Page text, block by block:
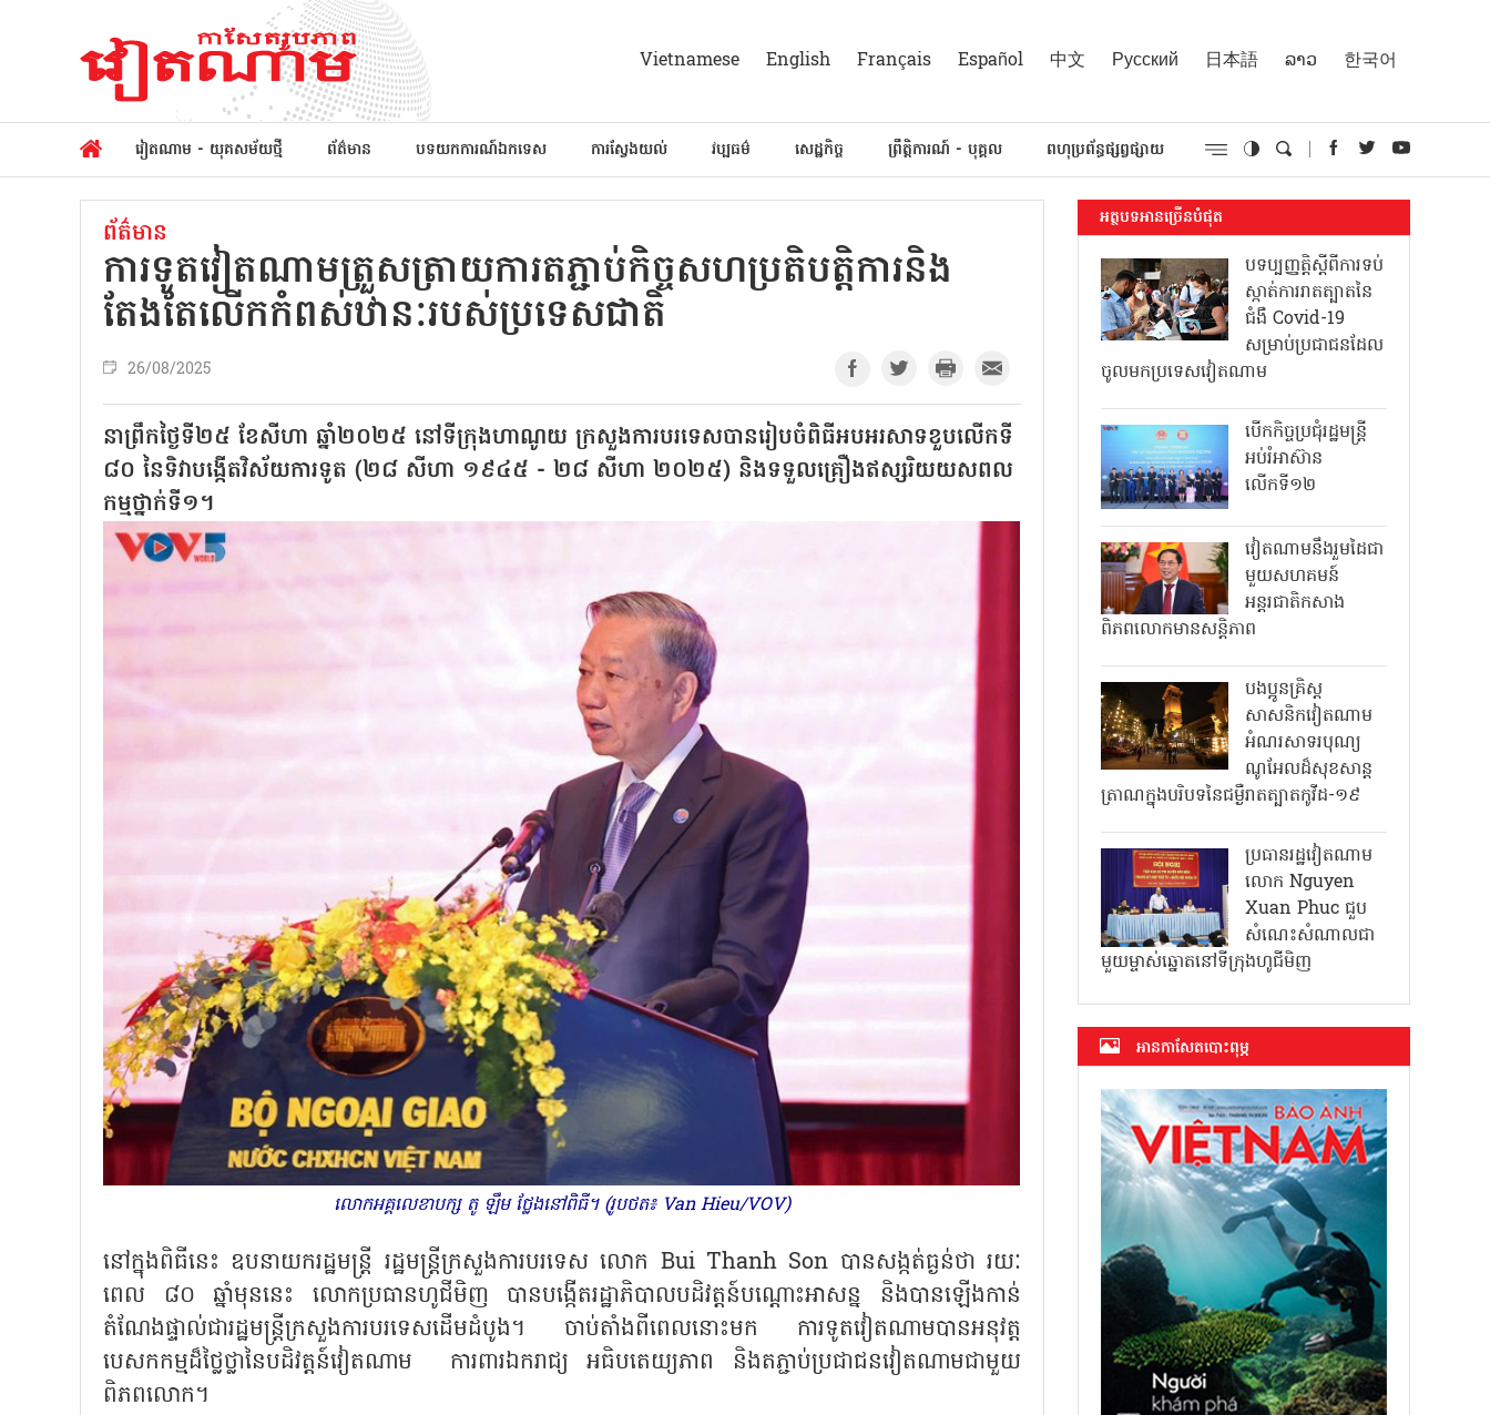
Vietnamese English Français Español 中文 Русский 日本語 ລາວ 한국어
វៀតណាម - យុគសម័យថ្មី ព័ត៌មាន បទយកការណ៍ឯកទេស ការស្វែងយល់ វប្បធម៌ សេដ្ឋកិច្ច ព្រឹត្តិការណ៍ - បុគ្គល ពហុប្រព័ន្ធផ្សព្វផ្សាយ
ព័ត៌មាន
ការទូតវៀតណាមត្រួសត្រាយការតភ្ជាប់កិច្ចសហប្រតិបត្តិការនិង
តែងតែលើកកំពស់ឋានៈរបស់ប្រទេសជាតិ
26/08/2025
នាព្រឹកថ្ងៃទី២៥ ខែសីហា ឆ្នាំ២០២៥ នៅទីក្រុងហាណូយ ក្រសួងការបរទេសបានរៀបចំពិធីអបអរសាទខួបលើកទី
៨០ នៃទិវាបង្កើតវិស័យការទូត (២៨ សីហា ១៩៤៥ - ២៨ សីហា ២០២៥) និងទទួលគ្រឿងឥស្សរិយយសពល
កម្មថ្នាក់ទី១។
លោកអគ្គលេខាបក្ស តូ ឡឹម ថ្លែងនៅពិធី។ (រូបថត៖ Van Hieu/VOV)
នៅក្នុងពិធីនេះ ឧបនាយករដ្ឋមន្ត្រី រដ្ឋមន្ត្រីក្រសួងការបរទេស លោក Bui Thanh Son បានសង្កត់ធ្ងន់ថា រយៈ
ពេល ៨០ ឆ្នាំមុននេះ លោកប្រធានហូជីមិញ បានបង្កើតរដ្ឋាភិបាលបដិវត្តន៍បណ្ដោះអាសន្ន និងបានឡើងកាន់
តំណែងផ្ទាល់ជារដ្ឋមន្ត្រីក្រសួងការបរទេសដើមដំបូង។ ចាប់តាំងពីពេលនោះមក ការទូតវៀតណាមបានអនុវត្ត
បេសកកម្មដ៏ថ្លៃថ្លានៃបដិវត្តន៍វៀតណាម ការពារឯករាជ្យ អធិបតេយ្យភាព និងតភ្ជាប់ប្រជាជនវៀតណាមជាមួយ
ពិភពលោក។
អត្ថបទអានច្រើនបំផុត
បទប្បញ្ញត្តិស្តីពីការទប់
ស្កាត់ការរាតត្បាតនៃ
ជំងឺ Covid-19
សម្រាប់ប្រជាជនដែល
ចូលមកប្រទេសវៀតណាម
បើកកិច្ចប្រជុំរដ្ឋមន្ត្រី
អប់រំអាស៊ាន
លើកទី១២
វៀតណាមនឹងរួមដៃជា
មួយសហគមន៍
អន្តរជាតិកសាង
ពិភពលោកមានសន្តិភាព
បងប្អូនគ្រិស្ត
សាសនិកវៀតណាម
អំណរសាទរបុណ្យ
ណូអែលដ៏សុខសាន្ត
ត្រាណក្នុងបរិបទនៃជម្ងឺរាតត្បាតកូវីដ-១៩
ប្រធានរដ្ឋវៀតណាម
លោក Nguyen
Xuan Phuc ជួប
សំណេះសំណាលជា
មួយម្ចាស់ឆ្នោតនៅទីក្រុងហូជីមិញ
អាន​កាសែត​បោះពុម្ភ